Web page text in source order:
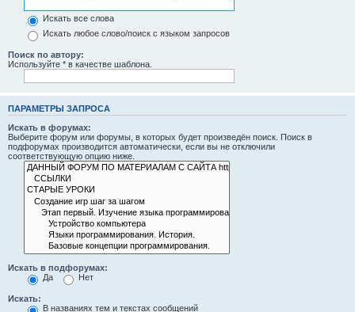
Искать все слова
Искать любое слово/поиск с языком запросов
Поиск по автору:
Используйте * в качестве шаблона.
ПАРАМЕТРЫ ЗАПРОСА
Искать в форумах:
Выберите форум или форумы, в которых будет произведён поиск. Поиск в
подфорумах производится автоматически, если вы не отключили
соответствующую опцию ниже.
Искать в подфорумах:
Да
Нет
Искать:
В названиях тем и текстах сообщений